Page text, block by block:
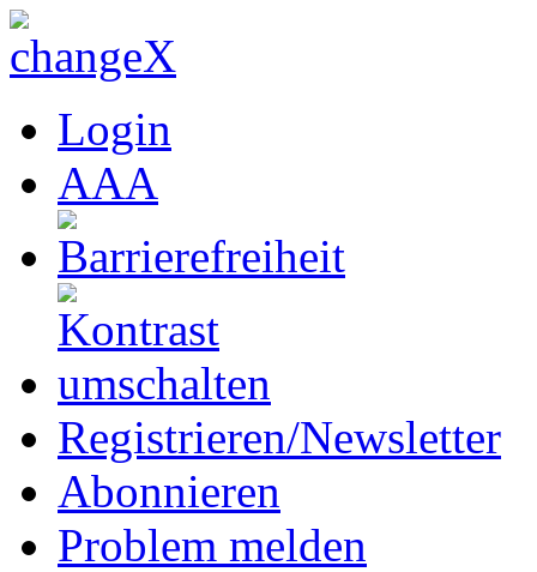
Login
AAA
Registrieren/Newsletter
Abonnieren
Problem melden